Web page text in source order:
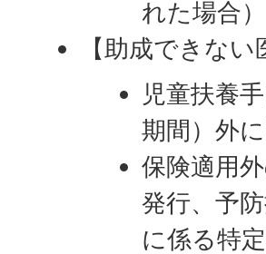
れた場合）
【助成できない
児童扶養
期間）外
保険適用
発行、予
に係る特